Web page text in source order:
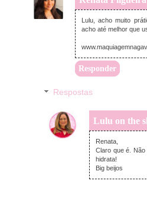
Lulu, acho muito
acho até melhor que
Responder
Respostas
Lulu on the
Renata,
Claro que é.
hidrata!
Big beijos